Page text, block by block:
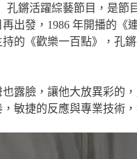
孔鏘活躍綜藝節目，是節
出發，1986 年開播的《
的《歡樂一百點》，孔
露臉，讓他大放異彩的
敏捷的反應與專業技術